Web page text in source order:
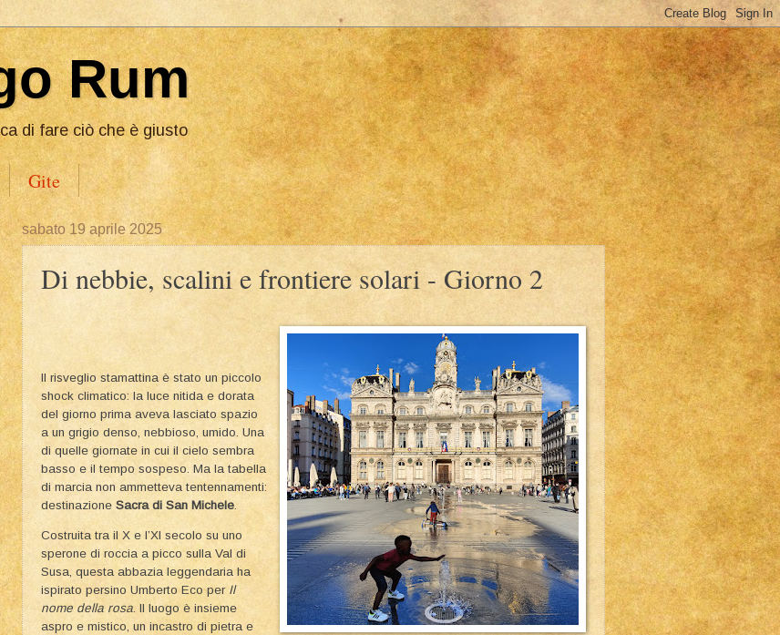
Rum
di fare ciò che è giusto
Gite
sabato 19 aprile 2025
Di nebbie, scalini e frontiere solari - Giorno 2
Il risveglio stamattina è stato un piccolo
shock climatico: la luce nitida e dorata
del giorno prima aveva lasciato spazio
a un grigio denso, nebbioso, umido. Una
di quelle giornate in cui il cielo sembra
basso e il tempo sospeso. Ma la tabella
di marcia non ammetteva tentennamenti:
destinazione Sacra di San Michele
Costruita tra il X e l’XI secolo su uno
sperone di roccia a picco sulla Val di
Susa, questa abbazia leggendaria ha
ispirato persino Umberto Eco per Il
nome della rosa. Il luogo è insieme
aspro e mistico, un incastro di pietra e